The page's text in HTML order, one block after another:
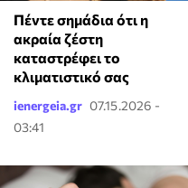
Πέντε σημάδια ότι η
ακραία ζέστη
καταστρέφει το
κλιματιστικό σας
ienergeia.gr 07.15.2026 -
03:41